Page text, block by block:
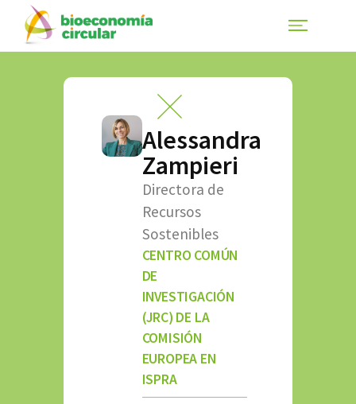
Alessandra
Zampieri
Directora de
Recursos
Sostenibles
CENTRO COMÚN
DE
INVESTIGACIÓN
(JRC) DE LA
COMISIÓN
EUROPEA EN
ISPRA